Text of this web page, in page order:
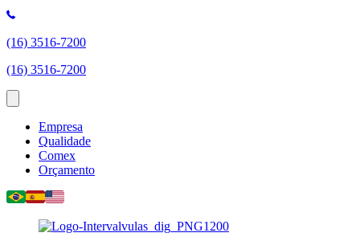
(16) 3516-7200
(16) 3516-7200
Empresa
Qualidade
Comex
Orçamento